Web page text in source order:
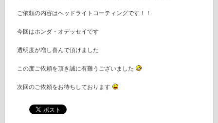
ご依頼の内容はヘッドライトコーティングです！！
今回はホンダ・オデッセイです
透明度が増し喜んで頂けました
この度ご依頼を頂き誠に有難うございました
次回のご依頼をお待ちしております